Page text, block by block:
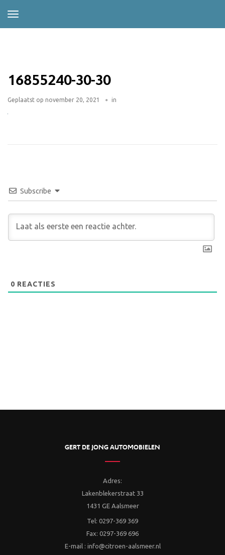
16855240-30-30
Geplaatst op november 20, 2021 in
Subscribe
0 REACTIES
GERT DE JONG AUTOMOBIELEN
Adres:
Lakenblekerstraat 33
1431 GE Aalsmeer
Tel: 0297-369 369
Fax: 0297-369 696
E-mail : info@citroen-aalsmeer.nl